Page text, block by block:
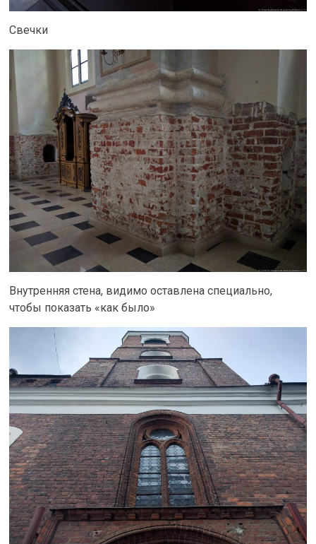
Свечки
Внутренняя стена, видимо оставлена специально,
чтобы показать «как было»